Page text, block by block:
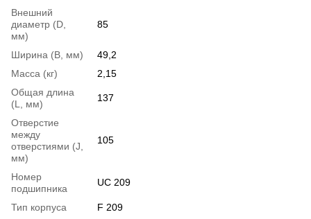
Внешний
диаметр (D,
мм)
85
Ширина (B, мм)
49,2
Масса (кг)
2,15
Общая длина
(L, мм)
137
Отверстие
между
отверстиями (J,
мм)
105
Номер
подшипника
UC 209
Тип корпуса
F 209